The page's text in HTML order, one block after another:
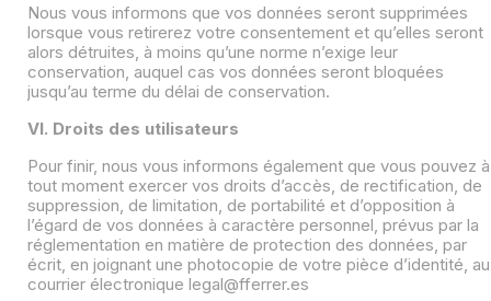
Nous vous informons que vos données seront supprimées
lorsque vous retirerez votre consentement et qu’elles seront
alors détruites, à moins qu’une norme n’exige leur
conservation, auquel cas vos données seront bloquées
jusqu’au terme du délai de conservation.
VI. Droits des utilisateurs
Pour finir, nous vous informons également que vous pouvez à
tout moment exercer vos droits d’accès, de rectification, de
suppression, de limitation, de portabilité et d’opposition à
l’égard de vos données à caractère personnel, prévus par la
réglementation en matière de protection des données, par
écrit, en joignant une photocopie de votre pièce d’identité, au
courrier électronique legal@fferrer.es